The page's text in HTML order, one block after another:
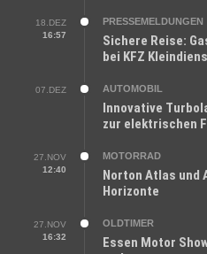
18.DEZ
16:57
PRESSEMELDUNGEN
Sichere Reise:
bei KFZ
07.DEZ AUTOMOBIL
Innovative
zur elektrischen
27.NOV
12:40
MOTORRAD
Norton Atlas und
Horizonte
27.NOV
16:32
OLDTIMER
Essen Motor